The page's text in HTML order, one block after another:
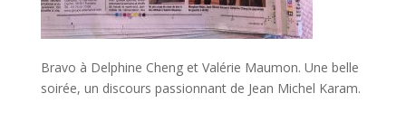
Bravo à Delphine Cheng et Valérie Maumon. Une belle
soirée, un discours passionnant de Jean Michel Karam.